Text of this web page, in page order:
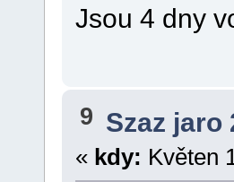
Jsou 4 dny
9 Szaz jaro
« kdy: Květen